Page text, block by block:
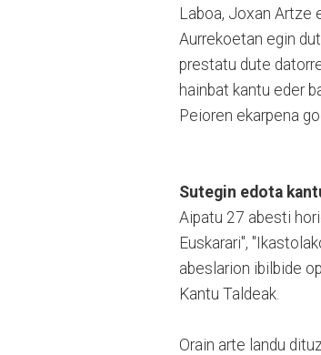
Laboa, Joxan Artze
Aurrekoetan egin
prestatu dute
hainbat kantu eder
Peioren ekarpena
Sutegin edota
Aipatu 27 abesti
Euskarari",
abeslarion ibilbide
Kantu Taldeak.
Orain arte landu